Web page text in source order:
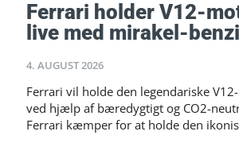
Ferrari holder V12-
live med mirakel-
4. AUGUST 2026
Ferrari vil holde den legendariske
ved hjælp af bæredygtigt og CO2-
Ferrari kæmper for at holde den